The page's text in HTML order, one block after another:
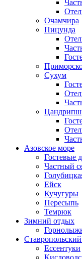
Очамчира
Пицунда
Сухум
Цандрипш
Азовское море
Гостевые
Частный
Ейск
Кучугуры
Пересыпь
Темрюк
Зимний отдых
Ессентуки